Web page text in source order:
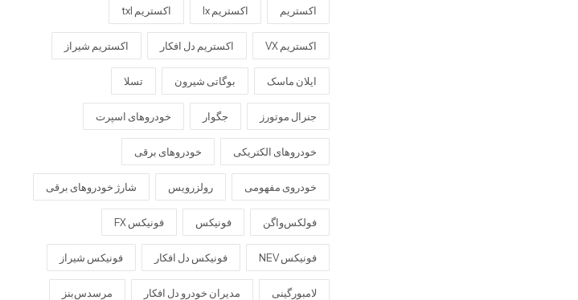
اکستریم اکستریم lx اکستریم txl
اکستریم VX اکستریم دل افکار اکستریم شیراز
ایلان ماسک بوگاتی شیرون تسلا
جنرال موتورز جگوار خودروهای اسپرت
خودروهای الکتریکی خودروهای برقی
خودروی مفهومی رولزرویس شارژ خودروهای برقی
فولکس‌واگن فونیکس فونیکس FX
فونیکس NEV فونیکس دل افکار فونیکس شیراز
لامبورگینی مدیران خودرو دل افکار مرسدس‌بنز